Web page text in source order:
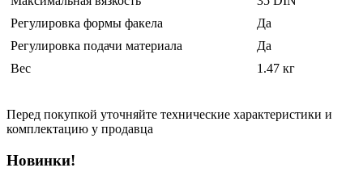
Регулировка формы факела
Да
Регулировка подачи материала
Да
Вес
1.47 кг
Перед покупкой уточняйте технические характеристики и
комплектацию у продавца
Новинки!